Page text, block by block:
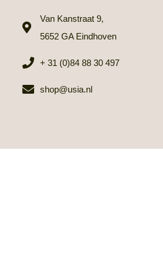
Van Kanstraat 9,
5652 GA Eindhoven
+ 31 (0)84 88 30 497
shop@usia.nl